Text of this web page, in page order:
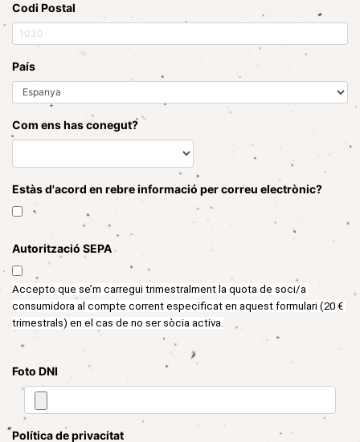
Codi Postal
País
Com ens has conegut?
Estàs d'acord en rebre informació per correu electrònic?
Autorització SEPA
Accepto que se’m carregui trimestralment la quota de soci/a
consumidora al compte corrent especificat en aquest formulari (20 €
trimestrals) en el cas de no ser sòcia activa.
Foto DNI
Política de privacitat